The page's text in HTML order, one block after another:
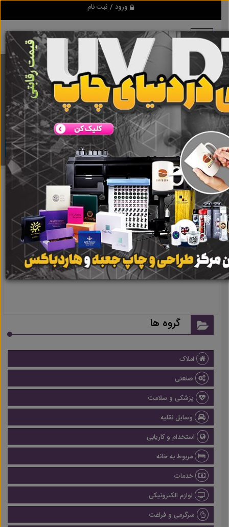
ورود / ثبت نام
برنامه اندروید ابزاریراق
مرجع نیازمندیهای ابزار و یراق آلات عمومی و صنعتی
دانلود
نتیجه ای یافت نشد
گروه ها
املاک
صنعتی
پزشکی و سلامت
وسایل نقلیه
استخدام و کاریابی
مربوط به خانه
خدمات
لوازم الکترونیکی
سرگرمی و فراغت